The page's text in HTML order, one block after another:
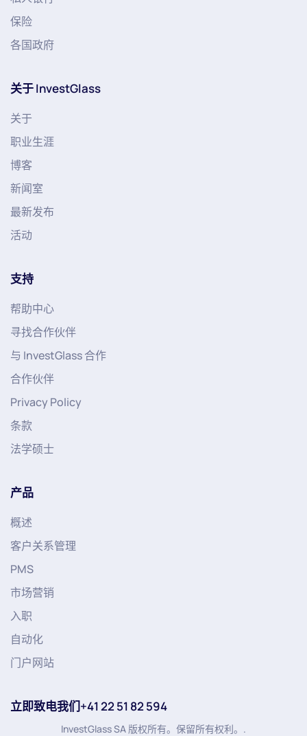
保险
各国政府
关于 InvestGlass
关于
职业生涯
博客
新闻室
最新发布
活动
支持
帮助中心
寻找合作伙伴
与 InvestGlass 合作
合作伙伴
Privacy Policy
条款
法学硕士
产品
概述
客户关系管理
PMS
市场营销
入职
自动化
门户网站
立即致电我们+41 22 51 82 594
InvestGlass SA 版权所有。保留所有权利。.